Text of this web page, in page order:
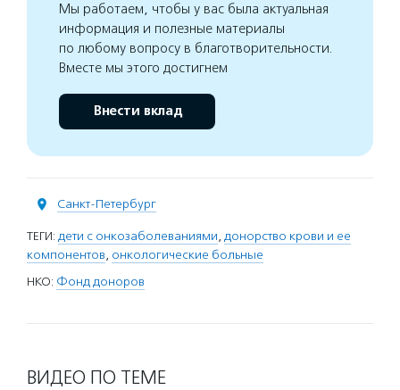
Мы работаем, чтобы у вас была актуальная
информация и полезные материалы
по любому вопросу в благотворительности.
Вместе мы этого достигнем
Внести вклад
Санкт-Петербург
ТЕГИ: дети с онкозаболеваниями, донорство крови и ее
компонентов, онкологические больные
НКО: Фонд доноров
ВИДЕО ПО ТЕМЕ